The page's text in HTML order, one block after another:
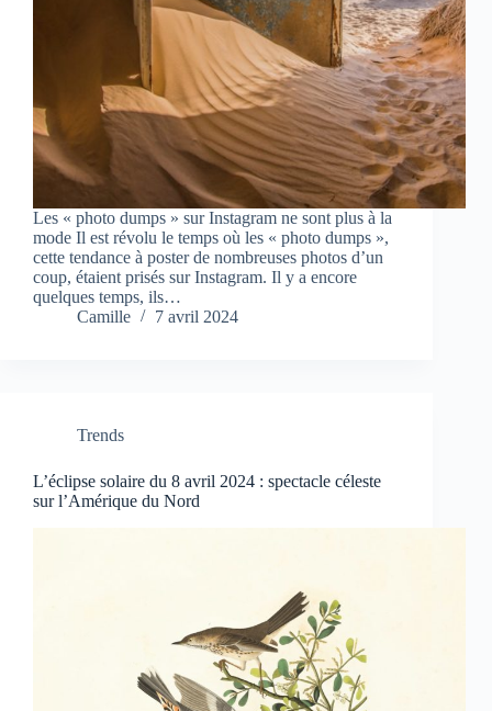
Les « photo dumps » sur Instagram ne sont plus à la
mode Il est révolu le temps où les « photo dumps »,
cette tendance à poster de nombreuses photos d’un
coup, étaient prisés sur Instagram. Il y a encore
quelques temps, ils…
Camille
7 avril 2024
Trends
L’éclipse solaire du 8 avril 2024 : spectacle céleste
sur l’Amérique du Nord